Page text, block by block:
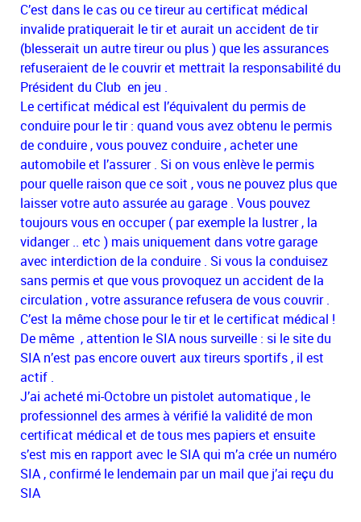
C’est dans le cas ou ce tireur au certificat médical
invalide pratiquerait le tir et aurait un accident de tir
(blesserait un autre tireur ou plus ) que les assurances
refuseraient de le couvrir et mettrait la responsabilité du
Président du Club en jeu .
Le certificat médical est l’équivalent du permis de
conduire pour le tir : quand vous avez obtenu le permis
de conduire , vous pouvez conduire , acheter une
automobile et l’assurer . Si on vous enlève le permis
pour quelle raison que ce soit , vous ne pouvez plus que
laisser votre auto assurée au garage . Vous pouvez
toujours vous en occuper ( par exemple la lustrer , la
vidanger .. etc ) mais uniquement dans votre garage
avec interdiction de la conduire . Si vous la conduisez
sans permis et que vous provoquez un accident de la
circulation , votre assurance refusera de vous couvrir .
C’est la même chose pour le tir et le certificat médical !
De même , attention le SIA nous surveille : si le site du
SIA n’est pas encore ouvert aux tireurs sportifs , il est
actif .
J’ai acheté mi-Octobre un pistolet automatique , le
professionnel des armes à vérifié la validité de mon
certificat médical et de tous mes papiers et ensuite
s’est mis en rapport avec le SIA qui m’a crée un numéro
SIA , confirmé le lendemain par un mail que j’ai reçu du
SIA